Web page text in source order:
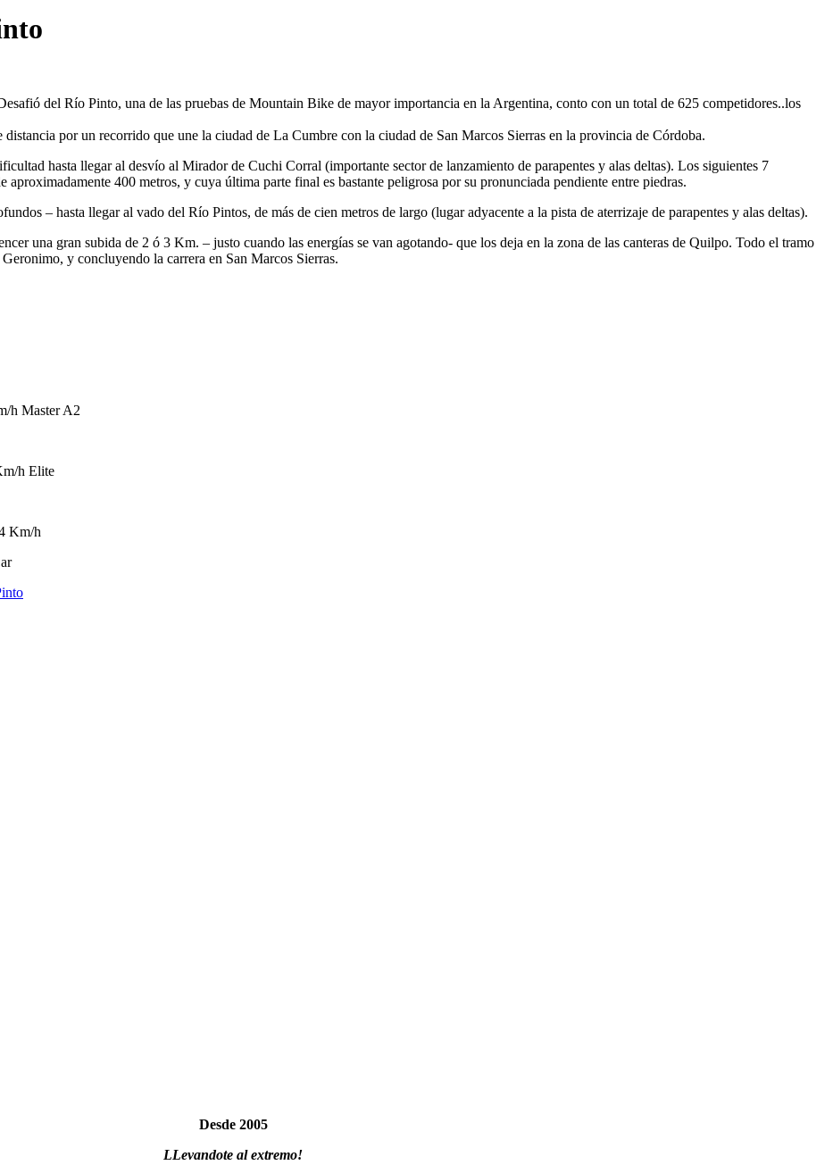
del Río Pinto, una de las pruebas de Mountain Bike de mayor importancia en la Argentina, conto con un total de 625 competidores..los
por un recorrido que une la ciudad de La Cumbre con la ciudad de San Marcos Sierras en la provincia de Córdoba.
hasta llegar al desvío al Mirador de Cuchi Corral (importante sector de lanzamiento de parapentes y alas deltas). Los siguientes 7
400 metros, y cuya última parte final es bastante peligrosa por su pronunciada pendiente entre piedras.
– hasta llegar al vado del Río Pintos, de más de cien metros de largo (lugar adyacente a la pista de aterrizaje de parapentes y alas deltas).
una gran subida de 2 ó 3 Km. – justo cuando las energías se van agotando- que los deja en la zona de las canteras de Quilpo. Todo el tramo
y concluyendo la carrera en San Marcos Sierras.
h Master A2
h Elite
Km/h
Desde 2005
LLevandote al extremo!